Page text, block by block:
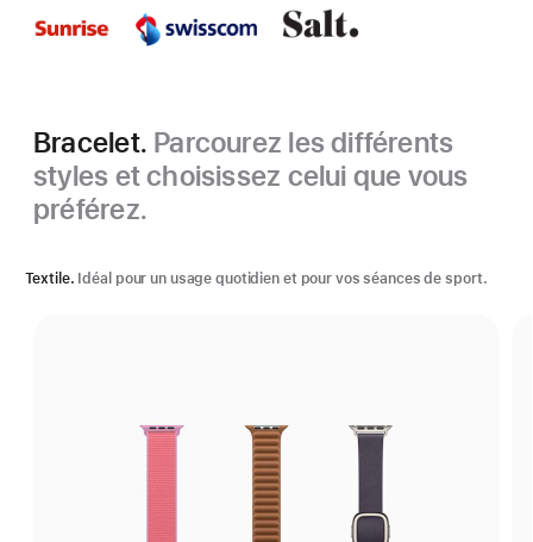
Bracelet. Parcourez les différents
styles et choisissez celui que vous
préférez.
Textile. Idéal pour un usage quotidien et pour vos séances de sport.